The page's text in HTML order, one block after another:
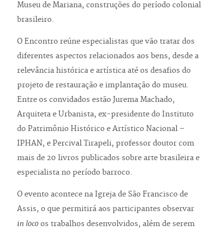
Museu de Mariana, construções do período colonial
brasileiro.
O Encontro reúne especialistas que vão tratar dos
diferentes aspectos relacionados aos bens, desde a
relevância histórica e artística até os desafios do
projeto de restauração e implantação do museu.
Entre os convidados estão Jurema Machado,
Arquiteta e Urbanista, ex-presidente do Instituto
do Patrimônio Histórico e Artístico Nacional –
IPHAN, e Percival Tirapeli, professor doutor com
mais de 20 livros publicados sobre arte brasileira e
especialista no período barroco.
O evento acontece na Igreja de São Francisco de
Assis, o que permitirá aos participantes observar
in loco os trabalhos desenvolvidos, além de serem